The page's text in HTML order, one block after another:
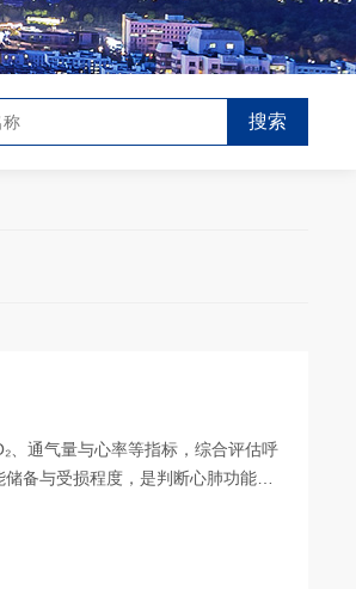
、通气量与心率等指标，综合评估呼
备与受损程度，是判断心肺功能最